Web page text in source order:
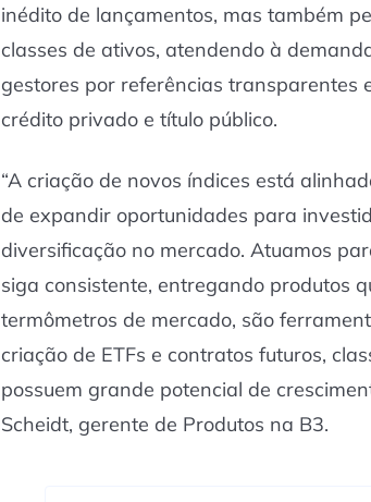
inédito de lançamentos, mas também
classes de ativos, atendendo à
gestores por referências transparentes
crédito privado e título público.
“A criação de novos índices está
de expandir oportunidades para
diversificação no mercado. Atuamos
siga consistente, entregando produtos
termômetros de mercado, são
criação de ETFs e contratos futuros,
possuem grande potencial de
Scheidt, gerente de Produtos na B3.